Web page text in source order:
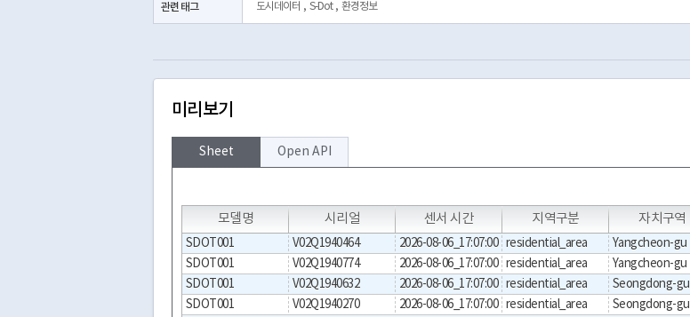
관련 태그 도시데이터 , S-Dot, 환경정보
미리보기
Sheet Open API
모델명 시리얼 센서 시간 지역구분 자치구역
SDOT001 V02Q1940464 2026-08-06_17:07:00 residential_area Yangcheon-gu
SDOT001
V02Q1940774 2026-08-06_17:07:00 residential_area Yangcheon-gu
SDOT001
V02Q1940632 2026-08-06_17:07:00 residential_area Seongdong-gu
SDOT001
V02Q1940270 2026-08-06_17:07:00 residential_area Seongdong-gu